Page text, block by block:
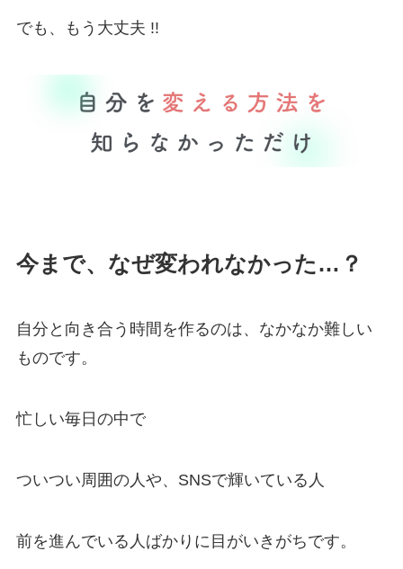
でも、もう大丈夫 !!
今まで、なぜ変われなかった…？
自分と向き合う時間を作るのは、なかなか難しい
ものです。
忙しい毎日の中で
ついつい周囲の人や、SNSで輝いている人
前を進んでいる人ばかりに目がいきがちです。